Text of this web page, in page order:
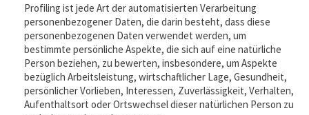
Profiling ist jede Art der automatisierten Verarbeitung
personenbezogener Daten, die darin besteht, dass diese
personenbezogenen Daten verwendet werden, um
bestimmte persönliche Aspekte, die sich auf eine natürliche
Person beziehen, zu bewerten, insbesondere, um Aspekte
bezüglich Arbeitsleistung, wirtschaftlicher Lage, Gesundheit,
persönlicher Vorlieben, Interessen, Zuverlässigkeit, Verhalten,
Aufenthaltsort oder Ortswechsel dieser natürlichen Person zu